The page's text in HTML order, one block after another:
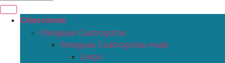
Colecciones
Paraguas Cuatrogotas
Paraguas Cuatrogotas mujer
Largo